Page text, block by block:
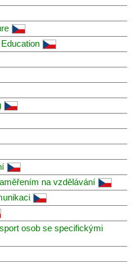
na vzdělávání
osob se specifickými